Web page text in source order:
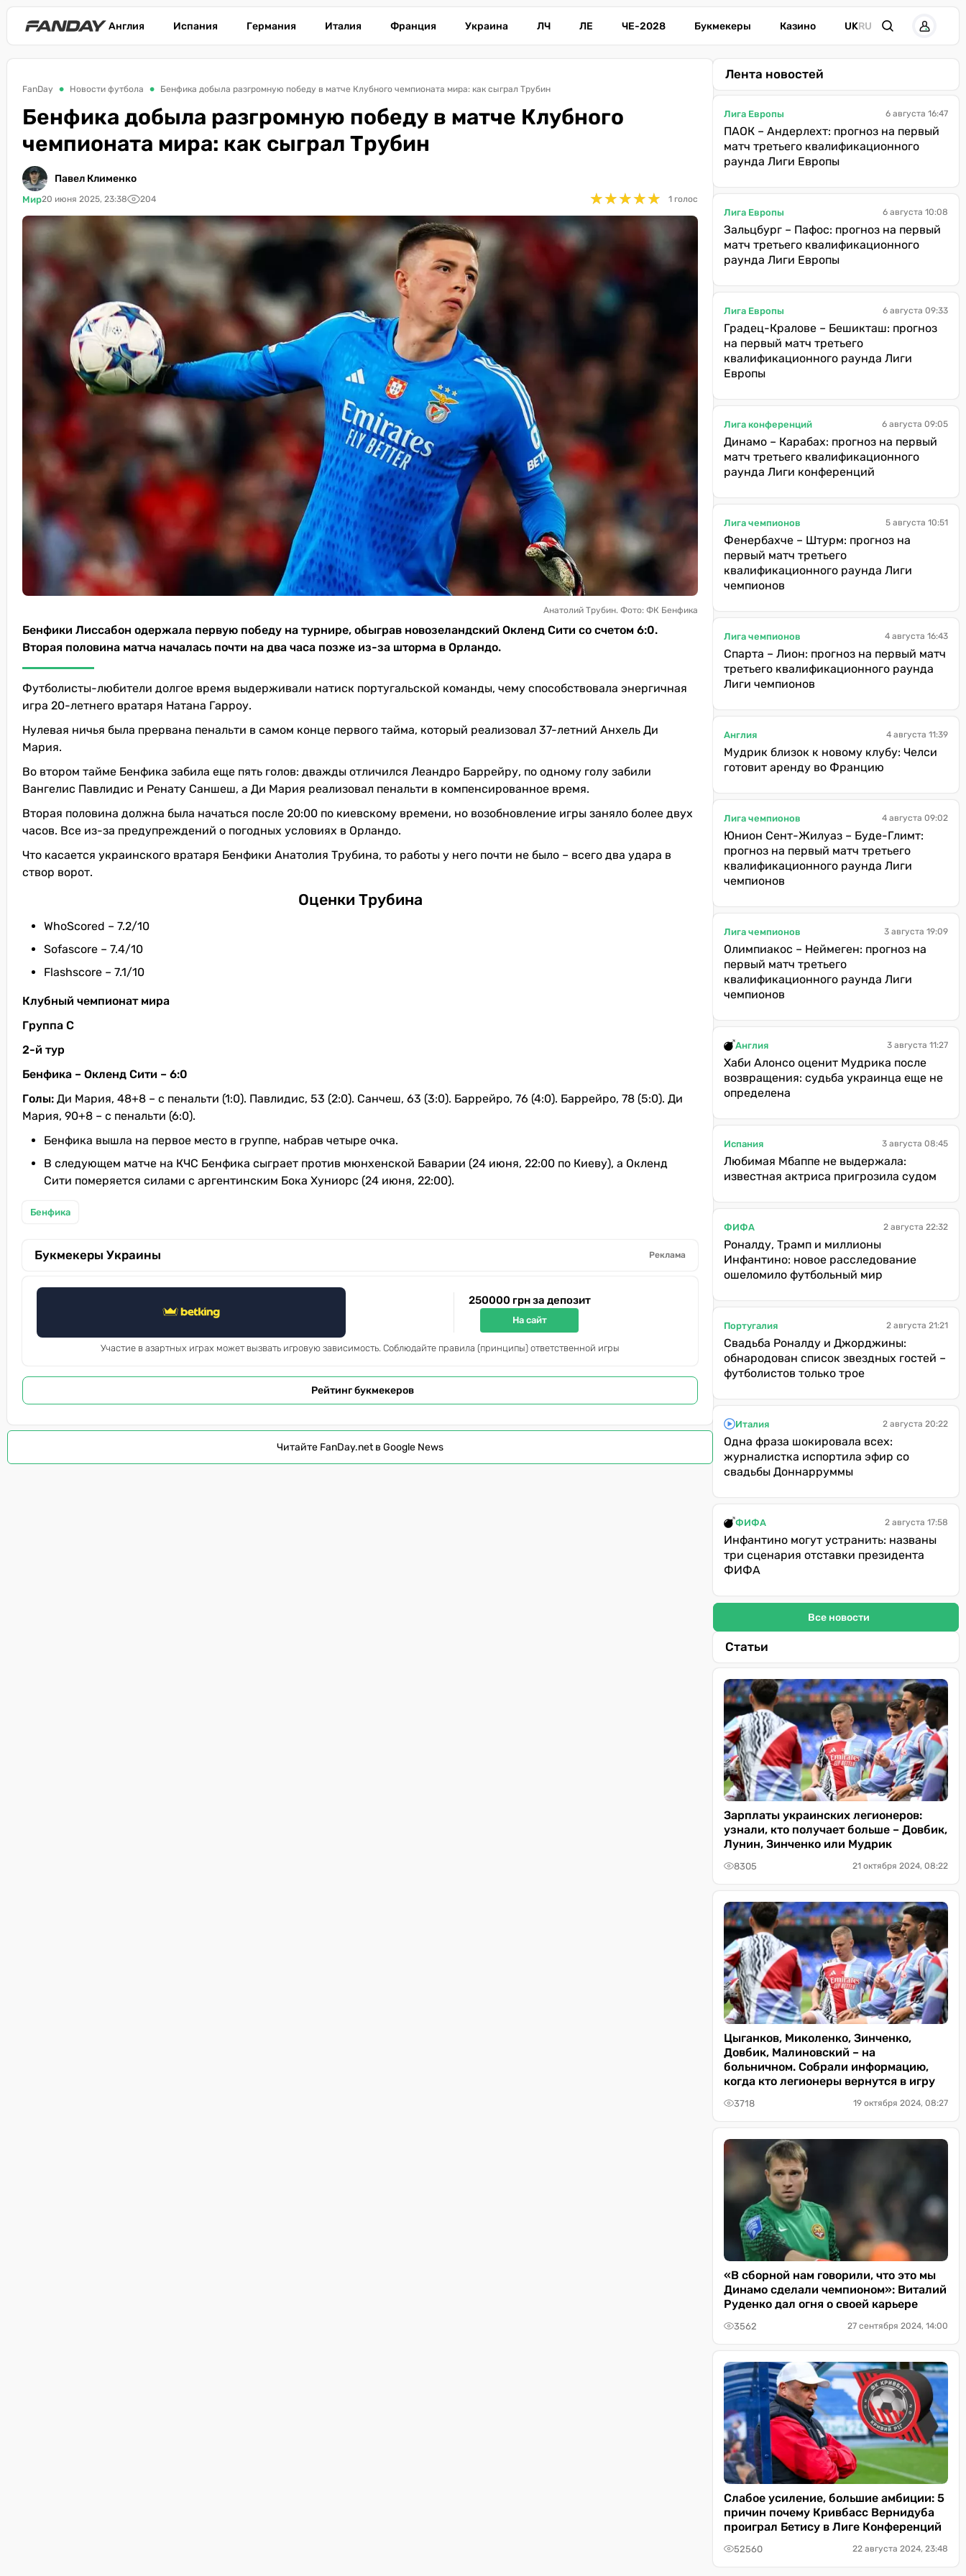
Англия Испания Германия Италия Франция Украина ЛЧ ЛЕ ЧЕ-2028 Букмекеры Казино UKRU
FanDay Новости футбола Бенфика добыла разгромную победу в матче Клубного чемпионата мира: как сыграл Трубин
Бенфика добыла разгромную победу в матче Клубного
чемпионата мира: как сыграл Трубин
Павел Клименко
Мир20 июня 2025, 23:38 204 ★★★★★
★★★★★ 1 голос
Анатолий Трубин. Фото: ФК Бенфика
Бенфики Лиссабон одержала первую победу на турнире, обыграв новозеландский Окленд Сити со счетом 6:0.
Вторая половина матча началась почти на два часа позже из-за шторма в Орландо.
Футболисты-любители долгое время выдерживали натиск португальской команды, чему способствовала энергичная
игра 20-летнего вратаря Натана Гарроу.
Нулевая ничья была прервана пенальти в самом конце первого тайма, который реализовал 37-летний Анхель Ди
Мария.
Во втором тайме Бенфика забила еще пять голов: дважды отличился Леандро Баррейру, по одному голу забили
Вангелис Павлидис и Ренату Саншеш, а Ди Мария реализовал пенальти в компенсированное время.
Вторая половина должна была начаться после 20:00 по киевскому времени, но возобновление игры заняло более двух
часов. Все из-за предупреждений о погодных условиях в Орландо.
Что касается украинского вратаря Бенфики Анатолия Трубина, то работы у него почти не было – всего два удара в
створ ворот.
Оценки Трубина
WhoScored – 7.2/10
Sofascore – 7.4/10
Flashscore – 7.1/10
Клубный чемпионат мира
Группа С
2-й тур
Бенфика – Окленд Сити – 6:0
Голы: Ди Мария, 48+8 – с пенальти (1:0). Павлидис, 53 (2:0). Санчеш, 63 (3:0). Баррейро, 76 (4:0). Баррейро, 78 (5:0). Ди
Мария, 90+8 – с пенальти (6:0).
Бенфика вышла на первое место в группе, набрав четыре очка.
В следующем матче на КЧС Бенфика сыграет против мюнхенской Баварии (24 июня, 22:00 по Киеву), а Окленд
Сити померяется силами с аргентинским Бока Хуниорс (24 июня, 22:00).
Бенфика
Букмекеры Украины Реклама
250000 грн за депозит
На сайт
Участие в азартных играх может вызвать игровую зависимость. Соблюдайте правила (принципы) ответственной игры
Рейтинг букмекеров
Читайте FanDay.net в Google News
Лента новостей
Лига Европы 6 августа 16:47
ПАОК – Андерлехт: прогноз на первый
матч третьего квалификационного
раунда Лиги Европы
Лига Европы 6 августа 10:08
Зальцбург – Пафос: прогноз на первый
матч третьего квалификационного
раунда Лиги Европы
Лига Европы 6 августа 09:33
Градец-Кралове – Бешикташ: прогноз
на первый матч третьего
квалификационного раунда Лиги
Европы
Лига конференций 6 августа 09:05
Динамо – Карабах: прогноз на первый
матч третьего квалификационного
раунда Лиги конференций
Лига чемпионов 5 августа 10:51
Фенербахче – Штурм: прогноз на
первый матч третьего
квалификационного раунда Лиги
чемпионов
Лига чемпионов 4 августа 16:43
Спарта – Лион: прогноз на первый матч
третьего квалификационного раунда
Лиги чемпионов
Англия 4 августа 11:39
Мудрик близок к новому клубу: Челси
готовит аренду во Францию
Лига чемпионов 4 августа 09:02
Юнион Сент-Жилуаз – Буде-Глимт:
прогноз на первый матч третьего
квалификационного раунда Лиги
чемпионов
Лига чемпионов 3 августа 19:09
Олимпиакос – Неймеген: прогноз на
первый матч третьего
квалификационного раунда Лиги
чемпионов
Англия 3 августа 11:27
Хаби Алонсо оценит Мудрика после
возвращения: судьба украинца еще не
определена
Испания 3 августа 08:45
Любимая Мбаппе не выдержала:
известная актриса пригрозила судом
ФИФА 2 августа 22:32
Роналду, Трамп и миллионы
Инфантино: новое расследование
ошеломило футбольный мир
Португалия 2 августа 21:21
Свадьба Роналду и Джорджины:
обнародован список звездных гостей –
футболистов только трое
Италия 2 августа 20:22
Одна фраза шокировала всех:
журналистка испортила эфир со
свадьбы Доннарруммы
ФИФА 2 августа 17:58
Инфантино могут устранить: названы
три сценария отставки президента
ФИФА
Все новости
Статьи
Зарплаты украинских легионеров:
узнали, кто получает больше – Довбик,
Лунин, Зинченко или Мудрик
8305 21 октября 2024, 08:22
Цыганков, Миколенко, Зинченко,
Довбик, Малиновский – на
больничном. Собрали информацию,
когда кто легионеры вернутся в игру
3718 19 октября 2024, 08:27
«В сборной нам говорили, что это мы
Динамо сделали чемпионом»: Виталий
Руденко дал огня о своей карьере
3562 27 сентября 2024, 14:00
Слабое усиление, большие амбиции: 5
причин почему Кривбасс Вернидуба
проиграл Бетису в Лиге Конференций
52560 22 августа 2024, 23:48